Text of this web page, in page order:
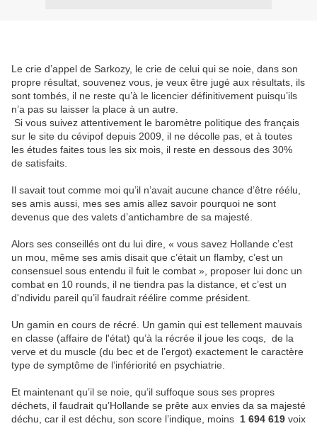
Le crie d’appel de Sarkozy, le crie de celui qui se noie, dans son
propre résultat, souvenez vous, je veux être jugé aux résultats, ils
sont tombés, il ne reste qu’à le licencier définitivement puisqu’ils
n’a pas su laisser la place à un autre.
Si vous suivez attentivement le baromètre politique des français
sur le site du cévipof depuis 2009, il ne décolle pas, et à toutes
les études faites tous les six mois, il reste en dessous des 30%
de satisfaits.
Il savait tout comme moi qu’il n’avait aucune chance d’être réélu,
ses amis aussi, mes ses amis allez savoir pourquoi ne sont
devenus que des valets d’antichambre de sa majesté.
Alors ses conseillés ont du lui dire, « vous savez Hollande c’est
un mou, même ses amis disait que c’était un flamby, c’est un
consensuel sous entendu il fuit le combat », proposer lui donc un
combat en 10 rounds, il ne tiendra pas la distance, et c’est un
d'ndividu pareil qu’il faudrait réélire comme président.
Un gamin en cours de récré. Un gamin qui est tellement mauvais
en classe (affaire de l'état) qu’à la récrée il joue les coqs,
de la
verve et du muscle (du bec et de l’ergot) exactement le caractère
type de symptôme de l’infériorité en psychiatrie.
Et maintenant qu’il se noie, qu’il suffoque sous ses propres
déchets, il faudrait qu’Hollande se prête aux envies da sa majesté
déchu, car il est déchu, son score l’indique, moins 1 694 619 voix